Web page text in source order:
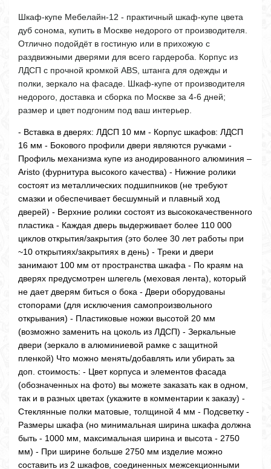
Шкаф-купе Мебелайн-12 - практичный шкаф-купе цвета
дуб сонома, купить в Москве недорого от производителя.
Отлично подойдёт в гостиную или в прихожую с
раздвижными дверями для всего гардероба. Корпус из
ЛДСП с прочной кромкой ABS, штанга для одежды и
полки, зеркало на фасаде. Шкаф-купе от производителя
недорого, доставка и сборка по Москве за 4-6 дней;
размер и цвет подгоним под ваш интерьер.
- Вставка в дверях: ЛДСП 10 мм - Корпус шкафов: ЛДСП
16 мм - Бокового профили двери являются ручками -
Профиль механизма купе из анодированного алюминия –
Aristo (фурнитура высокого качества) - Нижние ролики
состоят из металлических подшипников (не требуют
смазки и обеспечивает бесшумный и плавный ход
дверей) - Верхние ролики состоят из высококачественного
пластика - Каждая дверь выдерживает более 110 000
циклов открытия/закрытия (это более 30 лет работы при
~10 открытиях/закрытиях в день) - Треки и двери
занимают 100 мм от пространства шкафа - По краям на
дверях предусмотрен шлегель (меховая лента), который
не дает дверям биться о бока - Двери оборудованы
стопорами (для исключения самопроизвольного
открывания) - Пластиковые ножки высотой 20 мм
(возможно заменить на цоколь из ЛДСП) - Зеркальные
двери (зеркало в алюминиевой рамке с защитной
пленкой) Что можно менять/добавлять или убирать за
доп. стоимость: - Цвет корпуса и элементов фасада
(обозначенных на фото) вы можете заказать как в одном,
так и в разных цветах (укажите в комментарии к заказу) -
Стеклянные полки матовые, толщиной 4 мм - Подсветку -
Размеры шкафа (но минимальная ширина шкафа должна
быть - 1000 мм, максимальная ширина и высота - 2750
мм) - При ширине больше 2750 мм изделие можно
составить из 2 шкафов, соединенных межсекционными